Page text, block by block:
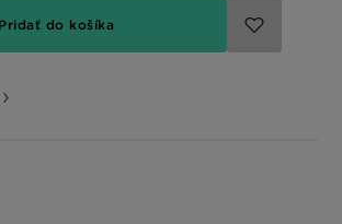
Pridať do košíka